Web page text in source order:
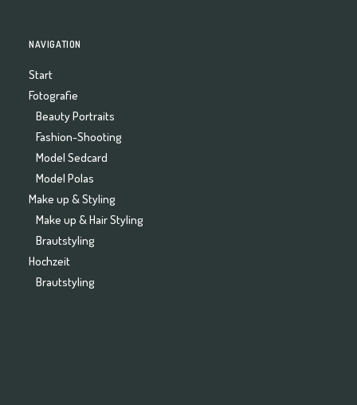
NAVIGATION
Start
Fotografie
Beauty Portraits
Fashion-Shooting
Model Sedcard
Model Polas
Make up & Styling
Make up & Hair Styling
Brautstyling
Hochzeit
Brautstyling